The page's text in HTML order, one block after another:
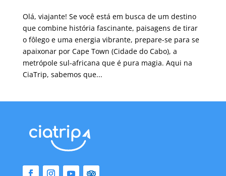
Olá, viajante! Se você está em busca de um destino
que combine história fascinante, paisagens de tirar
o fôlego e uma energia vibrante, prepare-se para se
apaixonar por Cape Town (Cidade do Cabo), a
metrópole sul-africana que é pura magia. Aqui na
CiaTrip, sabemos que...